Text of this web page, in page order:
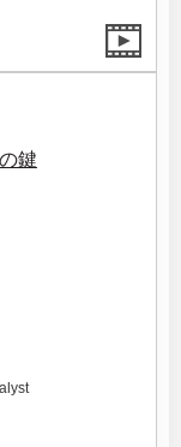
鍵